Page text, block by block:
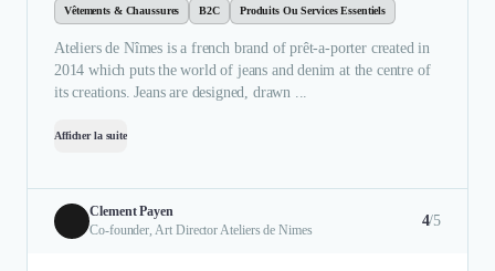
Vêtements & Chaussures B2C Produits Ou Services Essentiels
Ateliers de Nîmes is a french brand of prêt-a-porter created in
2014 which puts the world of jeans and denim at the centre of
its creations. Jeans are designed, drawn ...
Afficher la suite
Clement Payen
Co-founder, Art Director Ateliers de Nimes
4/5